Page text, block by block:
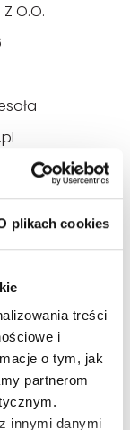
plikach cookies
treści
i
o tym, jak
partnerom
innymi danymi
Z O.O.